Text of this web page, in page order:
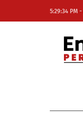
5:29:34 PM -